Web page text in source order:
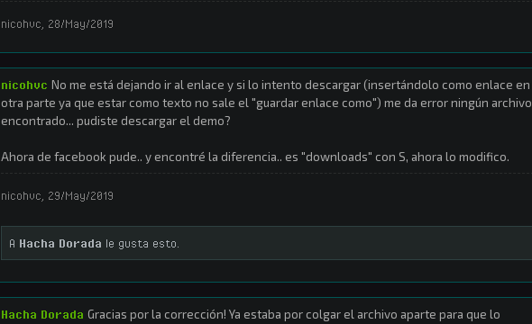
nicohvc 28/May/2019
nicohvc No me está dejando ir al enlace y si lo intento descargar (insertándolo como enlace en
otra parte ya que estar como texto no sale el "guardar enlace como") me da error ningún archivo
encontrado... pudiste descargar el demo?
Ahora de facebook pude.. y encontré la diferencia.. es "downloads" con S, ahora lo modifico.
nicohvc 29/May/2019
A Hacha Dorada le gusta esto.
Hacha Dorada Gracias por la corrección! Ya estaba por colgar el archivo aparte para que lo